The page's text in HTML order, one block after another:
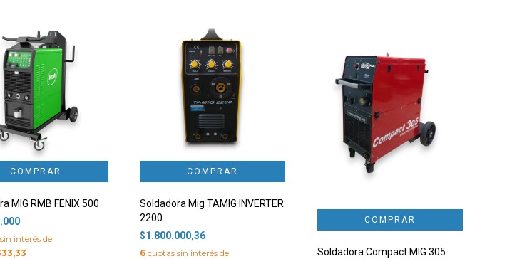
MIG RMB FENIX 500
interés de
Soldadora Mig TAMIG INVERTER
2200
$1.800.000,36
6 cuotas sin interés de
Soldadora Compact MIG 305